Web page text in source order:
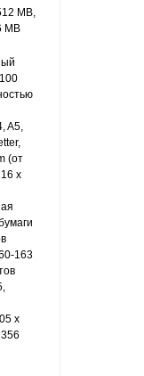
MB,
MB
A5,
(от
x
163
x